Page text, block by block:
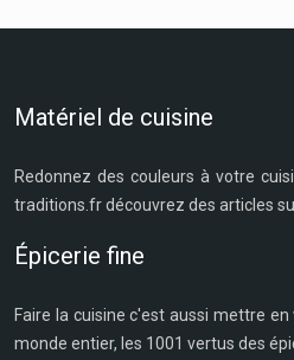
Matériel de cuisine
Redonnez des couleurs à votre
traditions.fr découvrez des articles
Épicerie fine
Faire la cuisine c'est aussi mettre
monde entier, les 1001 vertus des